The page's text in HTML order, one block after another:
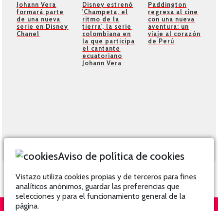
Johann Vera
formará parte
de una nueva
serie en Disney
Chanel
Disney estrenó
'Champeta, el
ritmo de la
tierra', la serie
colombiana en
la que participa
el cantante
ecuatoriano
Johann Vera
Paddington
regresa al cine
con una nueva
aventura: un
viaje al corazón
de Perú
Aviso de política de cookies
Vistazo utiliza cookies propias y de terceros para fines
analíticos anónimos, guardar las preferencias que
selecciones y para el funcionamiento general de la
página.